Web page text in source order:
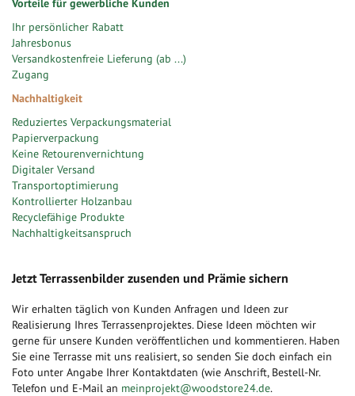
Vorteile für gewerbliche Kunden
Ihr persönlicher Rabatt
Jahresbonus
Versandkostenfreie Lieferung (ab ...)
Zugang
Nachhaltigkeit
Reduziertes Verpackungsmaterial
Papierverpackung
Keine Retourenvernichtung
Digitaler Versand
Transportoptimierung
Kontrollierter Holzanbau
Recyclefähige Produkte
Nachhaltigkeitsanspruch
Jetzt Terrassenbilder zusenden und Prämie sichern
Wir erhalten täglich von Kunden Anfragen und Ideen zur
Realisierung Ihres Terrassenprojektes. Diese Ideen möchten wir
gerne für unsere Kunden veröffentlichen und kommentieren. Haben
Sie eine Terrasse mit uns realisiert, so senden Sie doch einfach ein
Foto unter Angabe Ihrer Kontaktdaten (wie Anschrift, Bestell-Nr.
Telefon und E-Mail an meinprojekt@woodstore24.de.